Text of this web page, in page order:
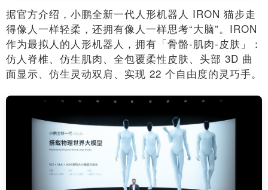
据官方介绍，小鹏全新一代人形机器人 IRON 猫步走
得像人一样轻柔，还拥有像人一样思考“大脑”。IRON
作为最拟人的人形机器人，拥有「骨骼-肌肉-皮肤」：
仿人脊椎、仿生肌肉、全包覆柔性皮肤、头部 3D 曲
面显示、仿生灵动双肩、实现 22 个自由度的灵巧手。